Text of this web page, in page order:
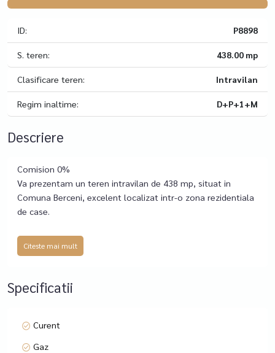
ID: P8898
S. teren: 438.00 mp
Clasificare teren: Intravilan
Regim inaltime: D+P+1+M
Descriere
Comision 0%
Va prezentam un teren intravilan de 438 mp, situat in
Comuna Berceni, excelent localizat intr-o zona rezidentiala
de case.
Terenul beneficiaza de o deschidere generoasa de 21 ml si
este amplasat intr-un cartier linistit, format exclusiv din
in imediata apropiere a proprietatii.
oferind intimitate si lipsa traficului suplimentar.
Citeste mai mult
Specificatii
Curent
Gaz